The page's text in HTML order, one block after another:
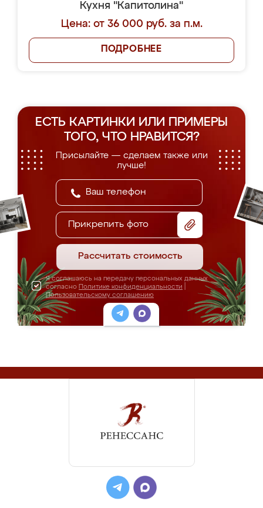
Кухня "Капитолина"
Цена: от 36 000 руб. за п.м.
ПОДРОБНЕЕ
ЕСТЬ КАРТИНКИ ИЛИ ПРИМЕРЫ
ТОГО, ЧТО НРАВИТСЯ?
Присылайте — сделаем также или
лучше!
Прикрепить фото
Рассчитать стоимость
Я соглашаюсь на передачу персональных данных
согласно Политике конфиденциальности
Пользовательскому соглашению